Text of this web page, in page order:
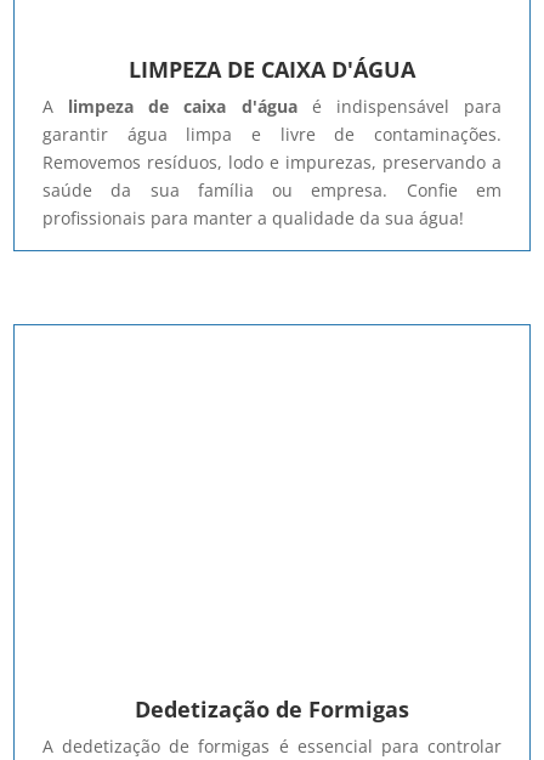
LIMPEZA DE CAIXA D'ÁGUA
A limpeza de caixa d'águaé indispensável para
garantir água limpa e livre de contaminações.
Removemos resíduos, lodo e impurezas, preservando a
saúde da sua família ou empresa. Confie em
profissionais para manter a qualidade da sua água!
Dedetização de Formigas
A dedetização de formigas é essencial para controlar